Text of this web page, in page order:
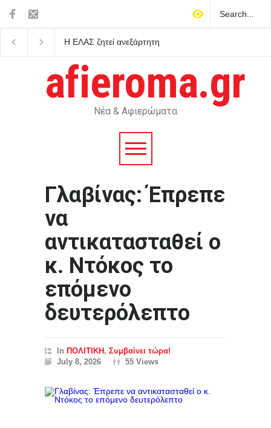
Η ΕΛΑΣ ζητεί ανεξάρτητη
έργα του προγράμματος
AntiNero στη Δυτική Αττική
afieroma.gr
Νέα & Αφιερώματα
Γλαβίνας: Έπρεπε
να
αντικατασταθεί ο
κ. Ντόκος το
επόμενο
δευτερόλεπτο
In ΠΟΛΙΤΙΚΗ , Συμβαίνει τώρα!
July 8, 2026
55 Views